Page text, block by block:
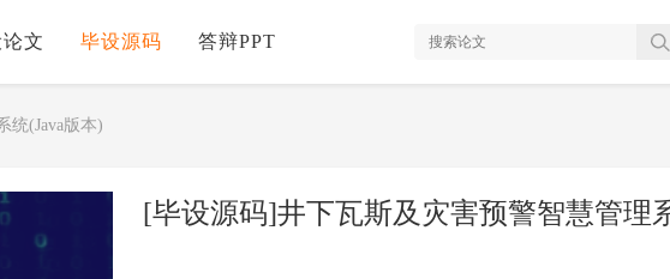
文 毕设源码 答辩PPT
统(Java版本)
[毕设源码]井下瓦斯及灾害预警智慧管理